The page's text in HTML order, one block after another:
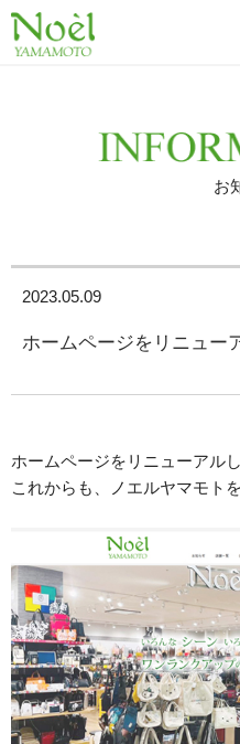
お
2023.05.09
ホームページをリニュー
ホームページをリニューアル
これからも、ノエルヤマモト